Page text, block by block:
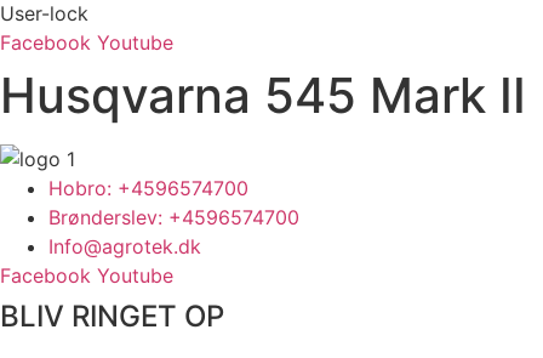
User-lock
Facebook Youtube
Husqvarna 545 Mark II
Hobro: +4596574700
Brønderslev: +4596574700
Info@agrotek.dk
Facebook Youtube
BLIV RINGET OP​